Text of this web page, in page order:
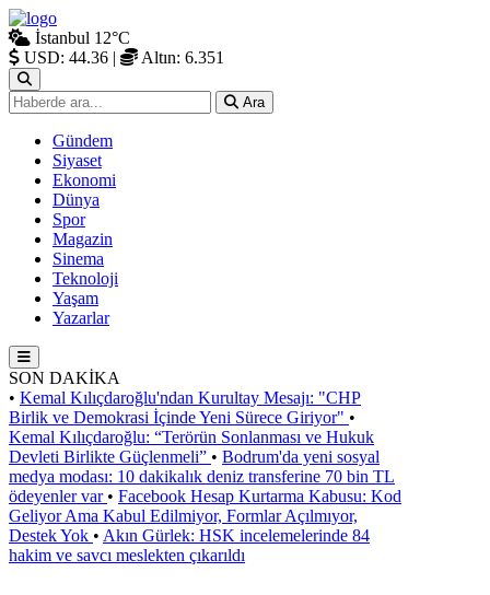
İstanbul 12°C
USD: 44.36 | Altın: 6.351
Ara
Gündem
Siyaset
Ekonomi
Dünya
Spor
Magazin
Sinema
Teknoloji
Yaşam
Yazarlar
SON DAKİKA
• Kemal Kılıçdaroğlu'ndan Kurultay Mesajı: "CHP
Birlik ve Demokrasi İçinde Yeni Sürece Giriyor" •
Kemal Kılıçdaroğlu: “Terörün Sonlanması ve Hukuk
Devleti Birlikte Güçlenmeli” • Bodrum'da yeni sosyal
medya modası: 10 dakikalık deniz transferine 70 bin TL
ödeyenler var • Facebook Hesap Kurtarma Kabusu: Kod
Geliyor Ama Kabul Edilmiyor, Formlar Açılmıyor,
Destek Yok • Akın Gürlek: HSK incelemelerinde 84
hakim ve savcı meslekten çıkarıldı